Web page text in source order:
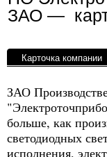
ЗАО —
Карточка компании
ЗАО
больше, как
светодиодных
исполнения,